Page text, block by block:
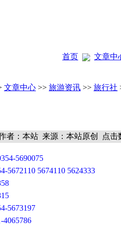
首页
文章中
文章中心 >> 旅游资讯 >> 旅行社
者：本站 来源：本站原创 点击
5690075
5674110 5624333
5673197